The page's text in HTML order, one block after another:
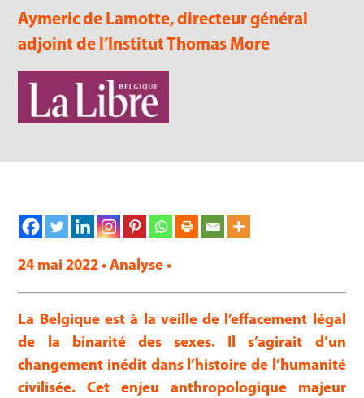
Aymeric de Lamotte, directeur général
adjoint de l’Institut Thomas More
24 mai 2022 • Analyse •
La Belgique est à la veille de l’effacement légal
de la binarité des sexes. Il s’agirait d’un
changement inédit dans l’histoire de l’humanité
civilisée. Cet enjeu anthropologique majeur